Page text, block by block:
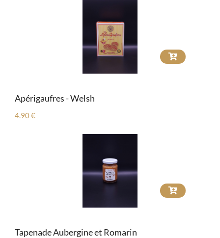
Apérigaufres - Welsh
4.90 €
Tapenade Aubergine et Romarin